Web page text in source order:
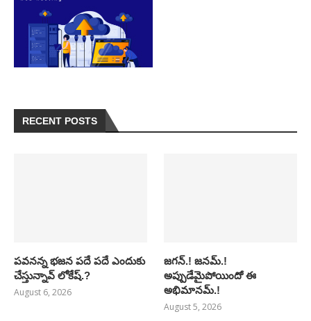
RECENT POSTS
పవనన్న భజన పదే పదే ఎందుకు
చేస్తున్నావ్ లోకేష్.?
August 6, 2026
జగన్.! జనమ్.!
అప్పుడేమైపోయిందో ఈ
అభిమానమ్.!
August 5, 2026